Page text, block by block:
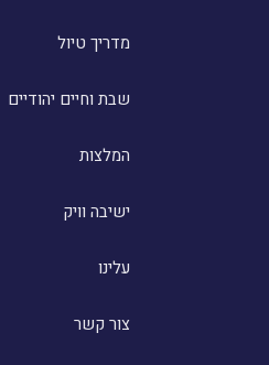
מדריך טיול
שבת וחיים יהודיים
המלצות
ישיבה וויק
עלינו
צור קשר